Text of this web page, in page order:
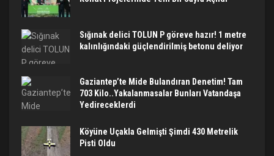
Sığınak delici TOLUN P göreve hazır! 1 metre
kalınlığındaki güçlendirilmiş betonu deliyor
Gaziantep’te Mide Bulandıran Denetim! Tam
703 Kilo..Yakalanmasalar Bunları Vatandaşa
Yedireceklerdi
Köyüne Uçakla Gelmişti Şimdi 430 Metrelik
Pisti Oldu